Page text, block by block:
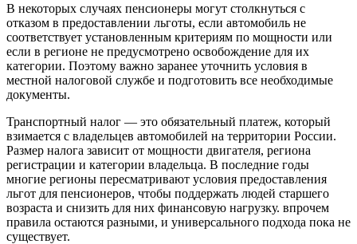
В некоторых случаях пенсионеры могут столкнуться с
отказом в предоставлении льготы, если автомобиль не
соответствует установленным критериям по мощности или
если в регионе не предусмотрено освобождение для их
категории. Поэтому важно заранее уточнить условия в
местной налоговой службе и подготовить все необходимые
документы.
Транспортный налог — это обязательный платеж, который
взимается с владельцев автомобилей на территории России.
Размер налога зависит от мощности двигателя, региона
регистрации и категории владельца. В последние годы
многие регионы пересматривают условия предоставления
льгот для пенсионеров, чтобы поддержать людей старшего
возраста и снизить для них финансовую нагрузку. впрочем
правила остаются разными, и универсального подхода пока не
существует.